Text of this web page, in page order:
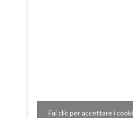
Fai clic per accettare i